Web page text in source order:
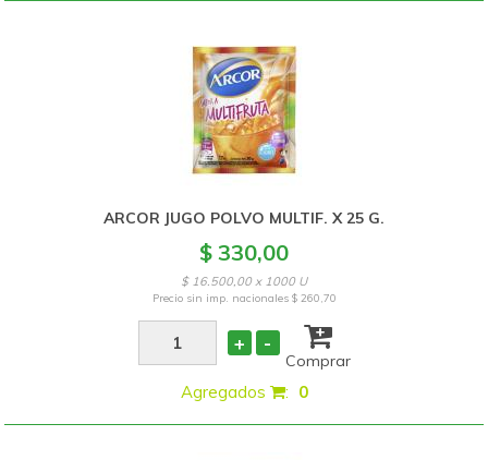
ARCOR JUGO POLVO MULTIF. X 25 G.
$ 330,00
$ 16.500,00 x 1000 U
Precio sin imp. nacionales $ 260,70
+ -
Comprar
Agregados : 0